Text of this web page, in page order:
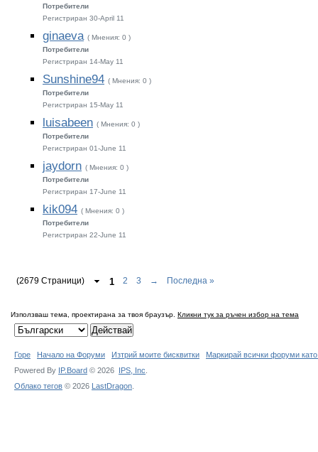
Потребители
Регистриран 30-April 11
ginaeva ( Мнения: 0 )
Потребители
Регистриран 14-May 11
Sunshine94 ( Мнения: 0 )
Потребители
Регистриран 15-May 11
luisabeen ( Мнения: 0 )
Потребители
Регистриран 01-June 11
jaydorn ( Мнения: 0 )
Потребители
Регистриран 17-June 11
kik094 ( Мнения: 0 )
Потребители
Регистриран 22-June 11
(2679 Страници) 1 2 3 → Последна »
Използваш тема, проектирана за твоя браузър. Кликни тук за ръчен избор на тема
Горе Начало на Форуми Изтрий моите бисквитки
Маркирай всички форуми
Powered By IP.Board © 2026 IPS, Inc
Облако тегов © 2026 LastDragon